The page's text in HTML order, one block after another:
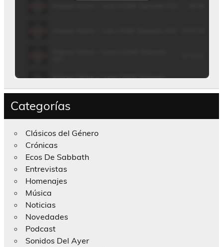
Categorías
Clásicos del Género
Crónicas
Ecos De Sabbath
Entrevistas
Homenajes
Música
Noticias
Novedades
Podcast
Sonidos Del Ayer